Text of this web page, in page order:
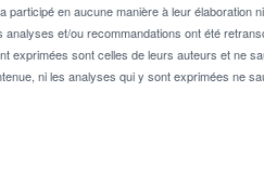
en aucune manière à leur élaboration
et/ou recommandations ont été
exprimées sont celles de leurs auteurs et ne
ni les analyses qui y sont exprimées ne